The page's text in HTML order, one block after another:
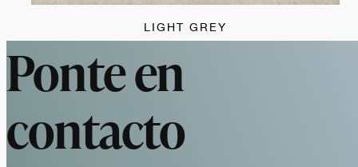
LIGHT GREY
Ponte en
contacto